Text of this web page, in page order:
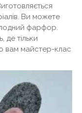
Ви можете
фарфор.
де тільки
вам майстер-клас